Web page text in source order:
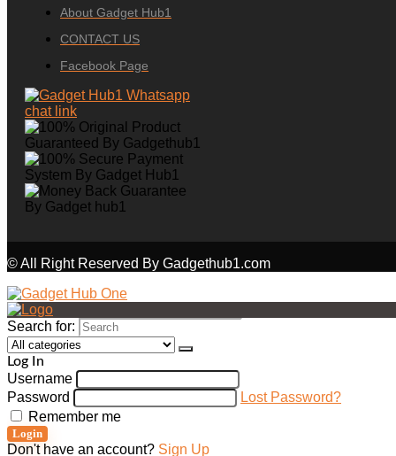
About Gadget Hub1
CONTACT US
Facebook Page
© All Right Reserved By Gadgethub1.com
Search for:
Log In
Username
Password
Lost Password?
Remember me
Login
Don't have an account? Sign Up